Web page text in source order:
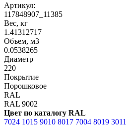
Артикул:
117848907_11385
Вес, кг
1.41312717
Объем, м3
0.0538265
Диаметр
220
Покрытие
Порошковое
RAL
RAL 9002
Цвет по каталогу RAL
7024 1015 9010 8017 7004 8019 3011